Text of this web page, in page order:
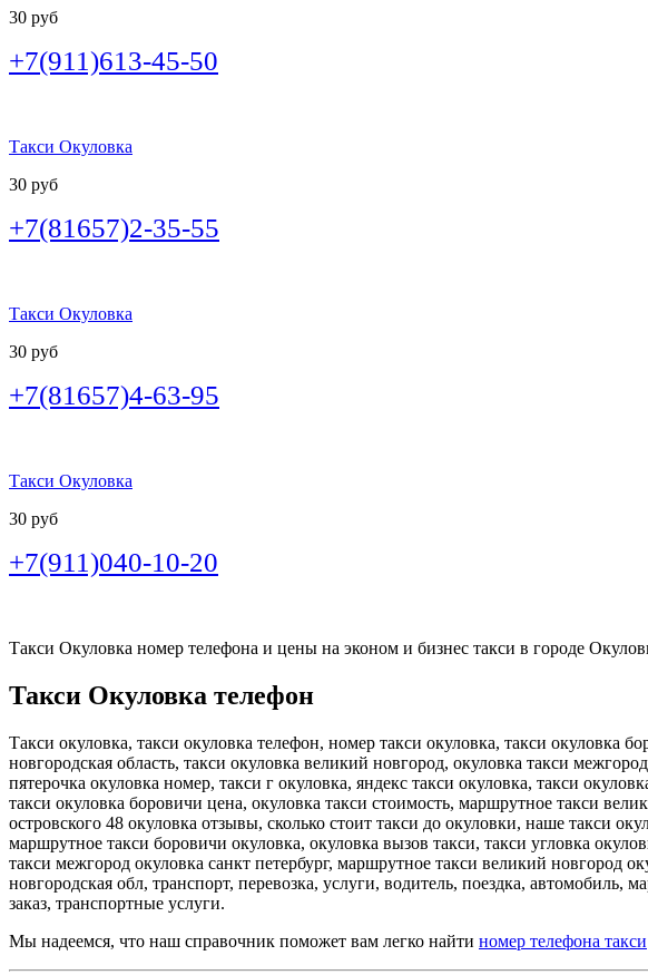
30 руб
+7(911)613-45-50
Такси Окуловка
30 руб
+7(81657)2-35-55
Такси Окуловка
30 руб
+7(81657)4-63-95
Такси Окуловка
30 руб
+7(911)040-10-20
Такси Окуловка номер телефона и цены на эконом и бизнес такси в городе
Такси Окуловка телефон
Такси окуловка, такси окуловка телефон, номер такси окуловка, такси окуловка
новгородская область, такси окуловка великий новгород, окуловка такси
пятерочка окуловка номер, такси г окуловка, яндекс такси окуловка, такси
такси окуловка боровичи цена, окуловка такси стоимость, маршрутное такси
островского 48 окуловка отзывы, сколько стоит такси до окуловки, наше такси
маршрутное такси боровичи окуловка, окуловка вызов такси, такси угловка
такси межгород окуловка санкт петербург, маршрутное такси великий новгород
новгородская обл, транспорт, перевозка, услуги, водитель, поездка,
заказ, транспортные услуги.
Мы надеемся, что наш справочник поможет вам легко найти номер телефона такси